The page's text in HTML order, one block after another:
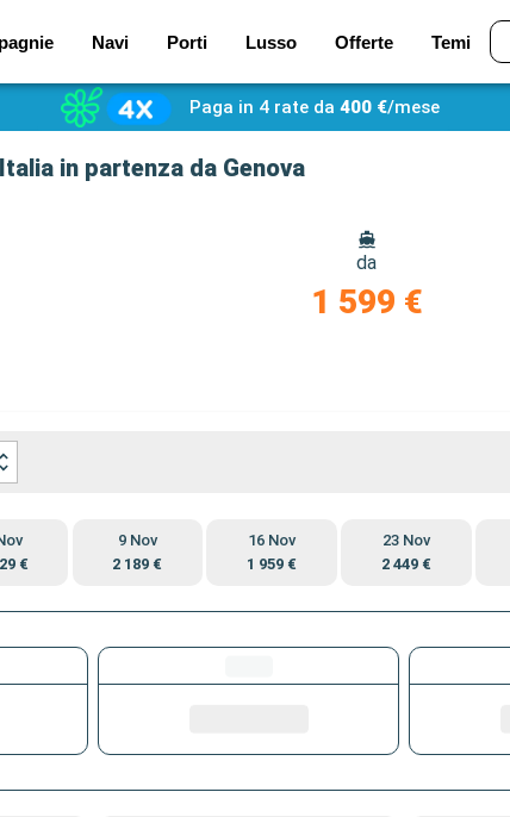
Navi Porti Lusso Offerte Temi
Paga in 4 rate da 400 €/mese
in partenza da Genova
da
1 599 €
€
9 Nov
2 189 €
16 Nov
1 959 €
23 Nov
2 449 €